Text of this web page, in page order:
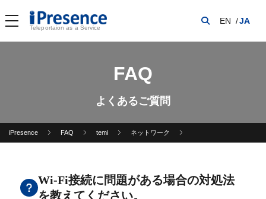
Teleportaion as a Service
EN JA
FAQ
よくあるご質問
iPresence FAQ temi ネットワーク
Wi-Fi接続に問題がある場合の対処法
を教えてください。